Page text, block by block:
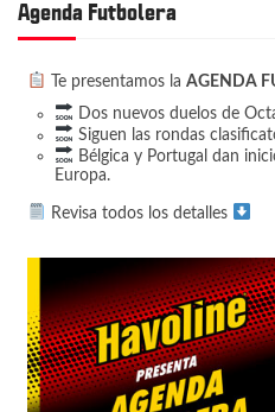
Agenda Futbolera
Te presentamos la AGENDA
Dos nuevos duelos de
Siguen las rondas
Bélgica y Portugal dan
Europa.
Revisa todos los detalles